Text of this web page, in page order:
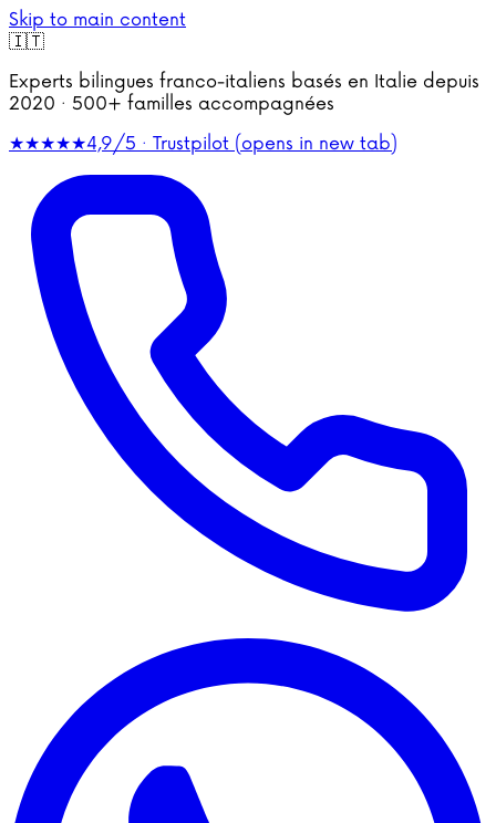
Skip to main content
🇮🇹
Experts bilingues franco-italiens basés en Italie depuis
2020 · 500+ familles accompagnées
★★★★★4,9/5 · Trustpilot (opens in new tab)